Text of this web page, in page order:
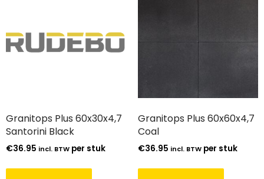
Granitops Plus 60x30x4,7
Santorini Black
€36.95 incl. BTW per stuk
Granitops Plus 60x60x4,7
Coal
€36.95 incl. BTW per stuk